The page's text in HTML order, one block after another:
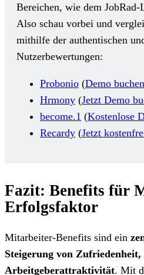
Bereichen, wie dem JobRad-
Also schau vorbei und
mithilfe der authentischen
Nutzerbewertungen:
Probonio (Demo buchen
Hrmony (Jetzt Demo
become.1 (Kostenlose
Recardy (Jetzt
Fazit: Benefits für
Erfolgsfaktor
Mitarbeiter-Benefits sind ein
Steigerung von
Arbeitgeberattraktivität. Mit